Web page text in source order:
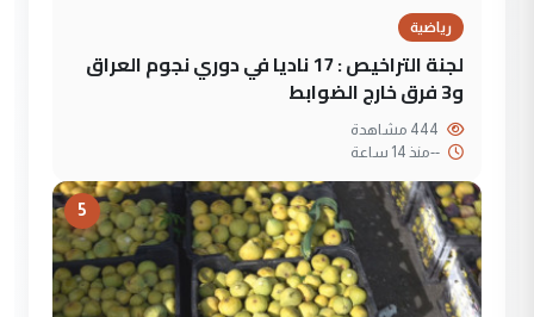
رياضية
لجنة التراخيص : 17 ناديا في دوري نجوم العراق
و3 فرق خارج الضوابط
--منذ 14 ساعة
5